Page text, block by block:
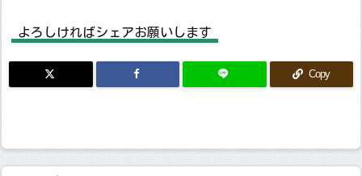
よろしければシェアお願いします
Copy